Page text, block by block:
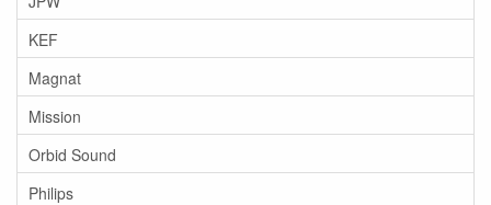
KEF
Magnat
Mission
Orbid Sound
Philips